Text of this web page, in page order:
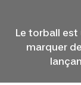
Le torball
marquer